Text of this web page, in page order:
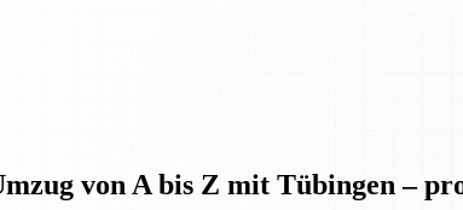
von A bis Z mit Tübingen –